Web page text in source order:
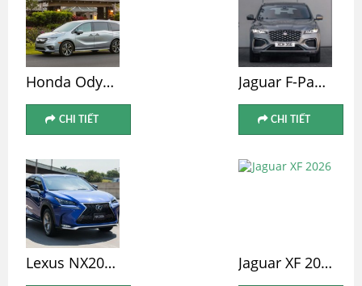
Honda Odyssey
CHI TIẾT
Jaguar F-Pace 2026
CHI TIẾT
Lexus NX200T Jaguar XF 2026